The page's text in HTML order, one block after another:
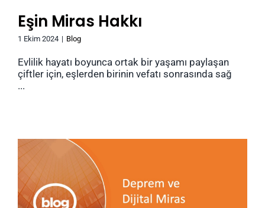
Eşin Miras Hakkı
1 Ekim 2024 | Blog
Evlilik hayatı boyunca ortak bir yaşamı paylaşan
çiftler için, eşlerden birinin vefatı sonrasında sağ
...